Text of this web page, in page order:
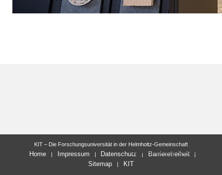
letzte Änderung: 06.03.2025
KIT – Die Forschungsuniversität in der Helmholtz-Gemeinschaft
Home Impressum Datenschutz
Barrierefreiheit
Sitemap
KIT